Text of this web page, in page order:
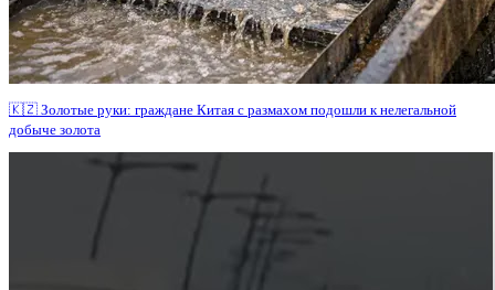
🇰🇿 Золотые руки: граждане Китая с размахом подошли к нелегальной
добыче золота